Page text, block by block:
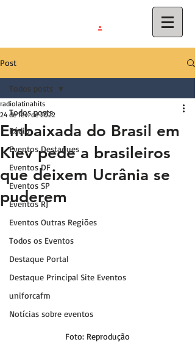
.
Post
Todos posts
Rádio
Eventos Destaques
Eventos DF
Eventos SP
Eventos RJ
Eventos Outras Regiões
Todos os Eventos
Destaque Portal
Destaque Principal Site Eventos
uniforcafm
Notícias sobre eventos
Todos posts
Embaixada do Brasil em
Kiev pede a brasileiros
que deixem Ucrânia se
puderem
radiolatinahits
24 de fev. de 2022
Foto: Reprodução